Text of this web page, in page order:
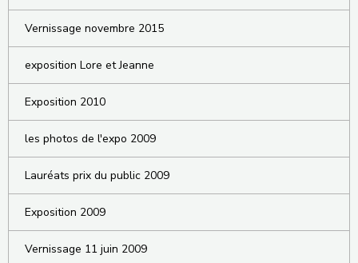
Vernissage novembre 2015
exposition Lore et Jeanne
Exposition 2010
les photos de l'expo 2009
Lauréats prix du public 2009
Exposition 2009
Vernissage 11 juin 2009